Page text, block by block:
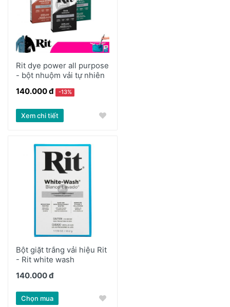
Rit dye power all purpose
- bột nhuộm vải tự nhiên
140.000 đ
-13%
Xem chi tiết
Bột giặt trắng vải hiệu Rit
- Rit white wash
140.000 đ
Chọn mua